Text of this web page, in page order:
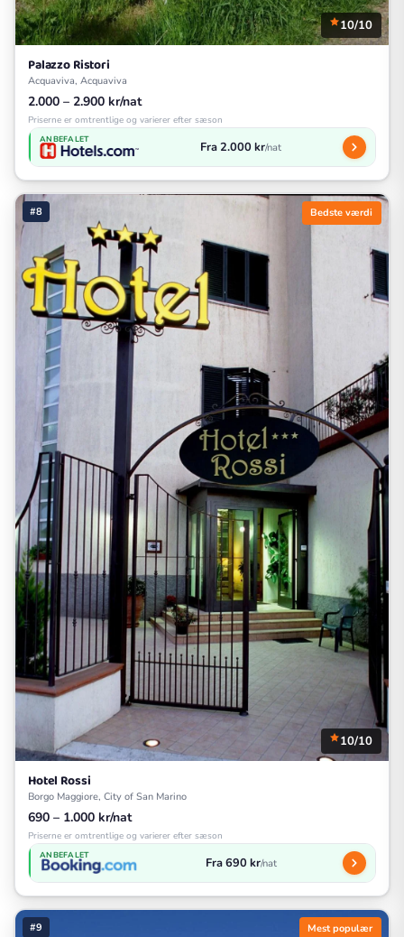
10/10
Palazzo Ristori
Acquaviva, Acquaviva
2.000 – 2.900 kr/nat
Priserne er omtrentlige og varierer efter sæson
ANBEFALET Fra 2.000 kr/nat
#8 Bedste værdi
10/10
Hotel Rossi
Borgo Maggiore, City of San Marino
690 – 1.000 kr/nat
Priserne er omtrentlige og varierer efter sæson
ANBEFALET Fra 690 kr/nat
#9 Mest populær